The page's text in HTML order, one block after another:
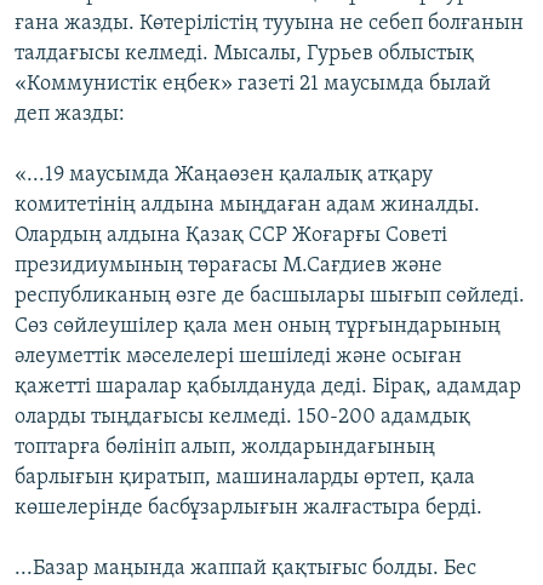
ғана жазды. Көтерілістің тууына не себеп болғанын
талдағысы келмеді. Мысалы, Гурьев облыстық
«Коммунистік еңбек» газеті 21 маусымда былай
деп жазды:
«...19 маусымда Жаңаөзен қалалық атқару
комитетінің алдына мыңдаған адам жиналды.
Олардың алдына Қазақ ССР Жоғарғы Советі
президиумының төрағасы М.Сағдиев және
республиканың өзге де басшылары шығып сөйледі.
Сөз сөйлеушілер қала мен оның тұрғындарының
әлеуметтік мәселелері шешіледі және осыған
қажетті шаралар қабылдануда деді. Бірақ, адамдар
оларды тыңдағысы келмеді. 150-200 адамдық
топтарға бөлініп алып, жолдарындағының
барлығын қиратып, машиналарды өртеп, қала
көшелерінде басбұзарлығын жалғастыра берді.
...Базар маңында жаппай қақтығыс болды. Бес